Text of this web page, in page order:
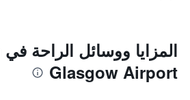
Glasgow Airport